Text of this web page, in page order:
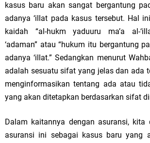
kasus baru akan sangat bergantung
adanya ‘illat pada kasus tersebut. Hal
kaidah “al-hukm yaduuru ma’a al-
‘adaman” atau “hukum itu bergantung
adanya ‘illat.” Sedangkan menurut
adalah sesuatu sifat yang jelas dan ada
menginformasikan tentang ada atau
yang akan ditetapkan berdasarkan sifat
Dalam kaitannya dengan asuransi, kita
asuransi ini sebagai kasus baru yang